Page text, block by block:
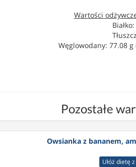
Wartości
Węglowodany: 77.08
Pozostałe
Owsianka z bananem,
Ułóż dietę